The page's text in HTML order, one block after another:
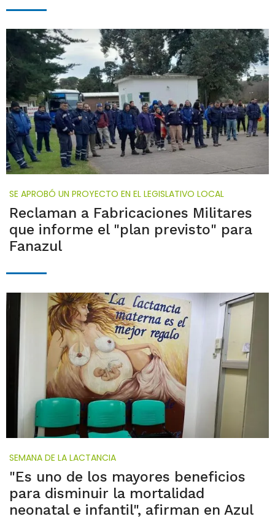
SE APROBÓ UN PROYECTO EN EL LEGISLATIVO LOCAL
Reclaman a Fabricaciones Militares
que informe el "plan previsto" para
Fanazul
SEMANA DE LA LACTANCIA
"Es uno de los mayores beneficios
para disminuir la mortalidad
neonatal e infantil", afirman en Azul